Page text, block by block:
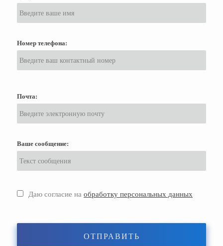
Номер телефона:
Почта:
Ваше сообщение:
Даю согласие на обработку персональных данных
ОТПРАВИТЬ